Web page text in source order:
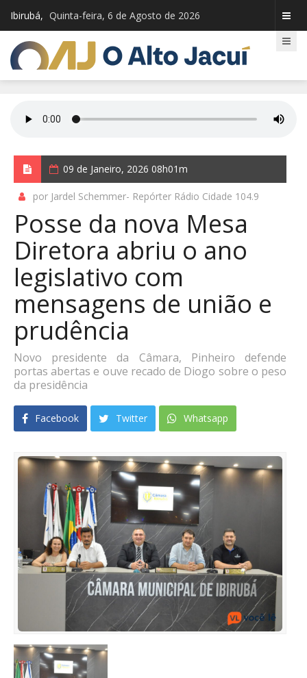
Ibirubá, Quinta-feira, 6 de Agosto de 2026
09 de Janeiro, 2026 08h01m
por Jardel Schemmer- Repórter Rádio Cidade 104.9
Posse da nova Mesa
Diretora abriu o ano
legislativo com
mensagens de união e
prudência
Novo presidente da Câmara, Pinheiro defende
portas abertas e ouve recado de Diogo sobre o peso
da presidência
Facebook Twitter Whatsapp